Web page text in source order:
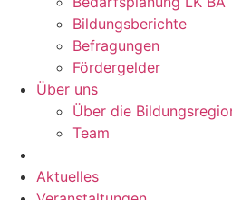
Bildungsberichte
Befragungen
Förder­gelder
Über uns
Über die
Team
Aktuelles